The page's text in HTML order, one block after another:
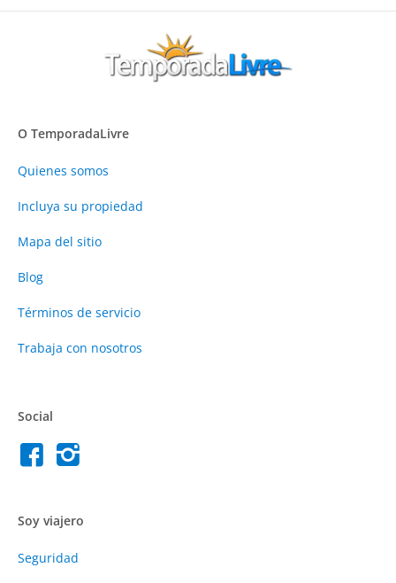
O TemporadaLivre
Quienes somos
Incluya su propiedad
Mapa del sitio
Blog
Términos de servicio
Trabaja con nosotros
Social
Soy viajero
Seguridad